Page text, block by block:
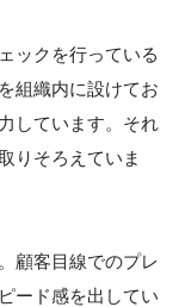
ックを行っている
組織内に設けてお
しています。それ
りそろえていま
顧客目線でのプレ
ード感を出してい